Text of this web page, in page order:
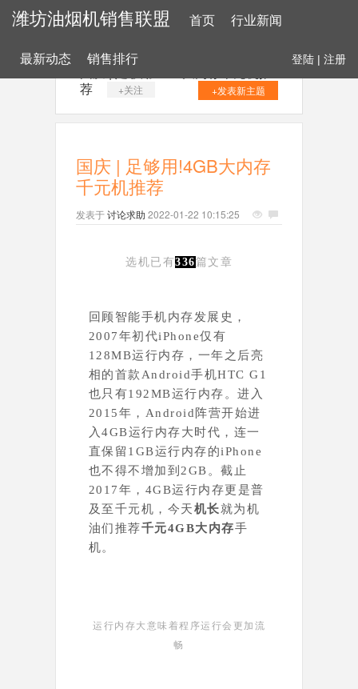
潍坊油烟机销售联盟 首页 行业新闻
最新动态 销售排行 登陆 | 注册
荐
+关注 +发表新主题
国庆 | 足够用!4GB大内存
千元机推荐
发表于讨论求助 2022-01-22 10:15:25
选机已有336篇文章
回顾智能手机内存发展史，
2007年初代iPhone仅有
128MB运行内存，一年之后亮
相的首款Android手机HTC G1
也只有192MB运行内存 。进入
2015年，Android阵营开始进
入4GB运行内存大时代，连一
直保留1GB运行内存的iPhone
也不得不增加到2GB。截止
201 7年，4GB运行内存更是普
及至千元机，今天机长就为机
油们推荐千元4GB大内存手
机。
运行内存大意味着程序运行会更加流
畅